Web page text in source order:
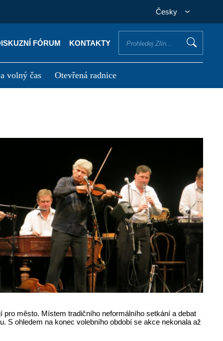
Česky
FÓRUM KONTAKTY
volný čas Otevřená radnice
město. Místem tradičního neformálního setkání a debat
ohledem na konec volebního období se akce nekonala až